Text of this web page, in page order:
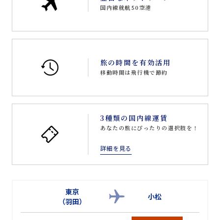
国内線就航50空港
旅の時間を有効活用
移動時間は飛行機で節約
3種類の国内線運賃
あなたの旅にぴったりの選択肢を！
詳細を見る
東京
（羽田）
小松